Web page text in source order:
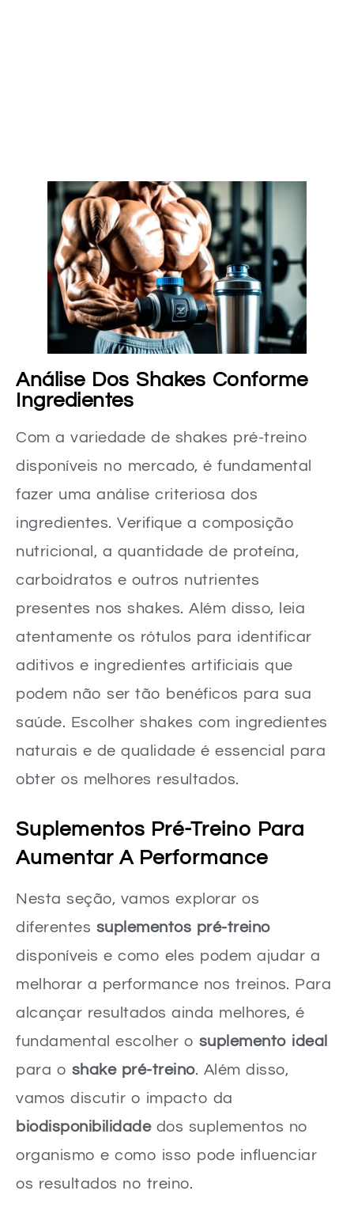
Análise Dos Shakes Conforme
Ingredientes
Com a variedade de shakes pré-treino
disponíveis no mercado, é fundamental
fazer uma análise criteriosa dos
ingredientes. Verifique a composição
nutricional, a quantidade de proteína,
carboidratos e outros nutrientes
presentes nos shakes. Além disso, leia
atentamente os rótulos para identificar
aditivos e ingredientes artificiais que
podem não ser tão benéficos para sua
saúde. Escolher shakes com ingredientes
naturais e de qualidade é essencial para
obter os melhores resultados.
Suplementos Pré-Treino Para
Aumentar A Performance
Nesta seção, vamos explorar os
diferentes suplementos pré-treino
disponíveis e como eles podem ajudar a
melhorar a performance nos treinos. Para
alcançar resultados ainda melhores, é
fundamental escolher o suplemento ideal
para o shake pré-treino. Além disso,
vamos discutir o impacto da
biodisponibilidadedos suplementos no
organismo e como isso pode influenciar
os resultados no treino.